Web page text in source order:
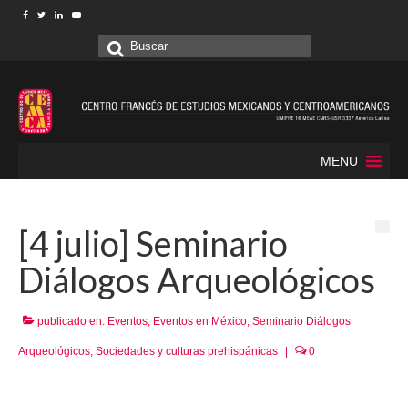
Buscar
MENU
[4 julio] Seminario
Diálogos Arqueológicos
publicado en: Eventos, Eventos en México, Seminario Diálogos
Arqueológicos, Sociedades y culturas prehispánicas 0